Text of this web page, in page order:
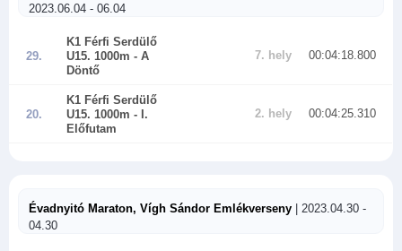
2023.06.04 - 06.04
29.
K1 Férfi Serdülő
U15. 1000m - A
Döntő
7. hely 00:04:18.800
20.
K1 Férfi Serdülő
U15. 1000m - I.
Előfutam
2. hely 00:04:25.310
Évadnyitó Maraton, Vígh Sándor Emlékverseny | 2023.04.30 -
04.30